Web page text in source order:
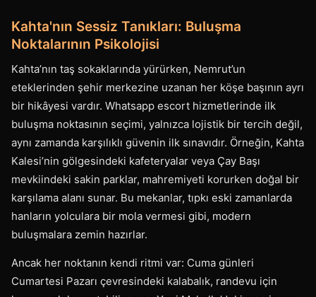
Kahta'nın Sessiz Tanıkları: Buluşma
Noktalarının Psikolojisi
Kahta’nın taş sokaklarında yürürken, Nemrut’un
eteklerinden şehir merkezine uzanan her köşe başının ayrı
bir hikâyesi vardır. Whatsapp escort hizmetlerinde ilk
buluşma noktasının seçimi, yalnızca lojistik bir tercih değil,
aynı zamanda karşılıklı güvenin ilk sınavıdır. Örneğin, Kahta
Kalesi’nin gölgesindeki kafeteryalar veya Çay Başı
mevkiindeki sakin parklar, mahremiyeti korurken doğal bir
karşılama alanı sunar. Bu mekanlar, tıpkı eski zamanlarda
hanların yolculara bir mola vermesi gibi, modern
buluşmalara zemin hazırlar.
Ancak her noktanın kendi ritmi var: Cuma günleri
Cumartesi Pazarı çevresindeki kalabalık, randevu için